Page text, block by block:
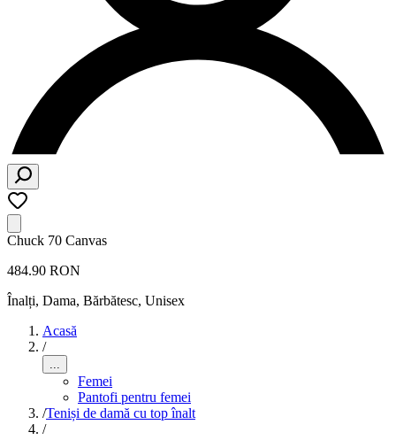
Chuck 70 Canvas
484.90 RON
Înalți, Dama, Bărbătesc, Unisex
Acasă
/
...
Femei
Pantofi pentru femei
/Teniși de damă cu top înalt
/